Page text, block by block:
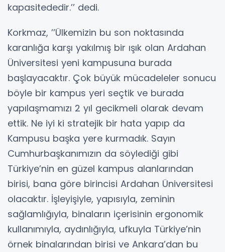
kapasitededir.’’ dedi.
Korkmaz, ’’Ülkemizin bu son noktasında
karanlığa karşı yakılmış bir ışık olan Ardahan
Üniversitesi yeni kampusuna burada
başlayacaktır. Çok büyük mücadeleler sonucu
böyle bir kampus yeri seçtik ve burada
yapılaşmamızı 2 yıl gecikmeli olarak devam
ettik. Ne iyi ki stratejik bir hata yapıp da
Kampusu başka yere kurmadık. Sayın
Cumhurbaşkanımızın da söylediği gibi
Türkiye’nin en güzel kampus alanlarından
birisi, bana göre birincisi Ardahan Üniversitesi
olacaktır. İşleyişiyle, yapısıyla, zeminin
sağlamlığıyla, binaların içerisinin ergonomik
kullanımıyla, aydınlığıyla, ufkuyla Türkiye’nin
örnek binalarından birisi ve Ankara’dan bu